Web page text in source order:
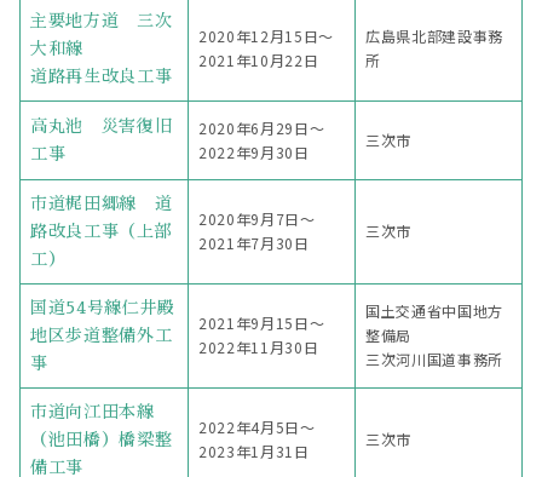
主要地方道 三次
大和線
道路再生改良工事
2020年12月15日〜
2021年10月22日
広島県北部建設事務
所
高丸池 災害復旧
工事
2020年6月29日〜
2022年9月30日
三次市
市道梶田郷線 道
路改良工事（上部
工）
2020年9月7日〜
2021年7月30日
三次市
国道54号線仁井殿
地区歩道整備外工
事
2021年9月15日〜
2022年11月30日
国土交通省中国地方
整備局
三次河川国道事務所
市道向江田本線
（池田橋）橋梁整
備工事
2022年4月5日〜
2023年1月31日
三次市